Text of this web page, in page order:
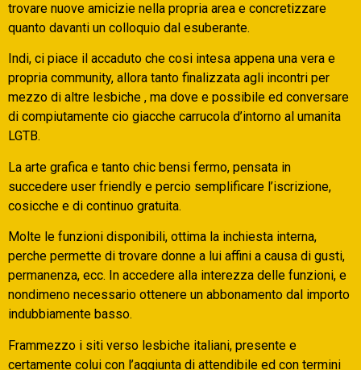
trovare nuove amicizie nella propria area e concretizzare
quanto davanti un colloquio dal esuberante.
Indi, ci piace il accaduto che cosi intesa appena una vera e
propria community, allora tanto finalizzata agli incontri per
mezzo di altre lesbiche , ma dove e possibile ed conversare
di compiutamente cio giacche carrucola d’intorno al umanita
LGTB.
La arte grafica e tanto chic bensi fermo, pensata in
succedere user friendly e percio semplificare l’iscrizione,
cosicche e di continuo gratuita.
Molte le funzioni disponibili, ottima la inchiesta interna,
perche permette di trovare donne a lui affini a causa di gusti,
permanenza, ecc. In accedere alla interezza delle funzioni, e
nondimeno necessario ottenere un abbonamento dal importo
indubbiamente basso.
Frammezzo i siti verso lesbiche italiani, presente e
certamente colui con l’aggiunta di attendibile ed con termini